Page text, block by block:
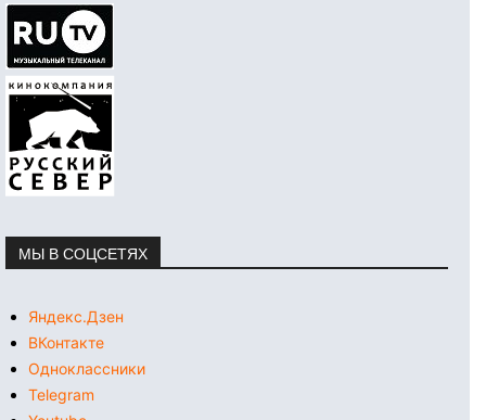
МЫ В СОЦСЕТЯХ
Яндекс.Дзен
ВКонтакте
Одноклассники
Telegram